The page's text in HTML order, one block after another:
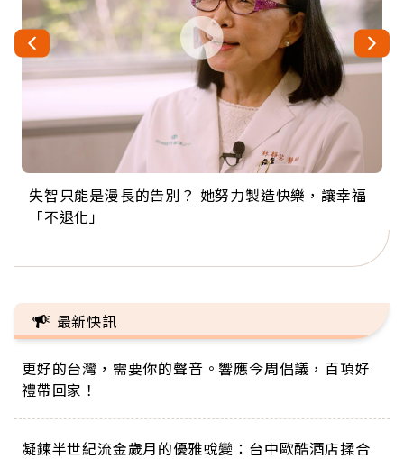
失智只能是漫長的告別？ 她努力製造快樂，讓幸福
「不退化」
來自剛果的巧克力神父 為台灣奉獻36年 「台灣是我
的家，我連作夢都講台語！」
63歲卸矽谷副總、搬回台灣找快樂！「蛋黃哥小
丑」走進安養院，逗樂上萬爺奶：退休後才開始真
104歲打破金氏世界紀錄 成為全球最年長羽球選
手，分享長壽的秘密原來是「這個」
事業巔峰他選擇追夢…黑手阿伯拉小提琴還登上小
巨蛋！連CNN都大讚！
最新快訊
更好的台灣，需要你的聲音。響應今周倡議，百項好
禮帶回家！
凝鍊半世紀流金歲月的優雅蛻變：台中歐酷酒店揉合